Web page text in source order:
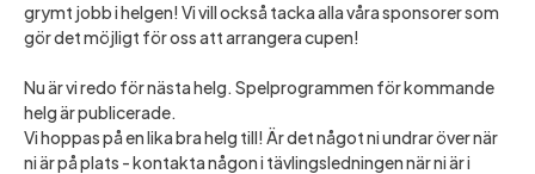
grymt jobb i helgen! Vi vill också tacka alla våra sponsorer som
gör det möjligt för oss att arrangera cupen!
Nu är vi redo för nästa helg. Spelprogrammen för kommande
helg är publicerade.
Vi hoppas på en lika bra helg till! Är det något ni undrar över när
ni är på plats - kontakta någon i tävlingsledningen när ni är i